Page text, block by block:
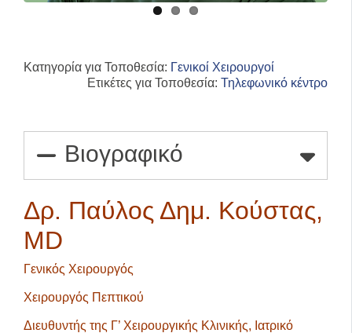
Κατηγορία για Τοποθεσία: Γενικοί Χειρουργοί
Ετικέτες για Τοποθεσία: Τηλεφωνικό κέντρο
Βιογραφικό
Δρ. Παύλος Δημ. Κούστας,
MD
Γενικός Χειρουργός
Χειρουργός Πεπτικού
Διευθυντής της Γ’ Χειρουργικής Κλινικής, Ιατρικό